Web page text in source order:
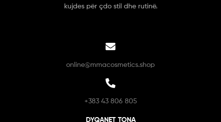
kujdes për çdo stil dhe rutinë.
online@mmacosmetics.shop
+383 43 806 805
DYQANET TONA